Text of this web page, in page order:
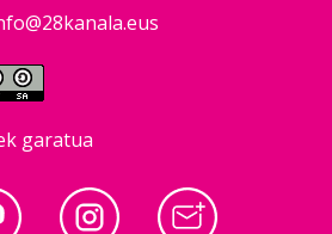
garatua